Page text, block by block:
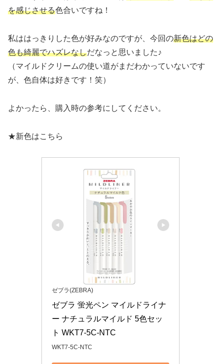
を感じさせる色合いですね！
私ははっきりした色が好みなのですが、今回の新色はどの
色も綺麗でハズレなしだなっと思いました♪
（マイルドクリームの使い道がまだわかっていないです
が、色自体は好きです！笑）
よかったら、購入時の参考にしてください。
★新色はこちら
ゼブラ(ZEBRA)
ゼブラ 蛍光ペン マイルドライナ
ー ナチュラルマイルド 5色セッ
ト WKT7-5C-NTC
WKT7-5C-NTC